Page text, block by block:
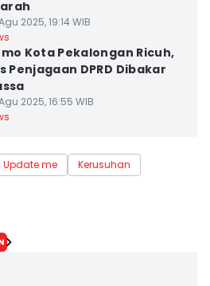
2025, 19:14 WIB
Kota Pekalongan Ricuh,
Penjagaan DPRD Dibakar
2025, 16:55 WIB
Update me Kerusuhan